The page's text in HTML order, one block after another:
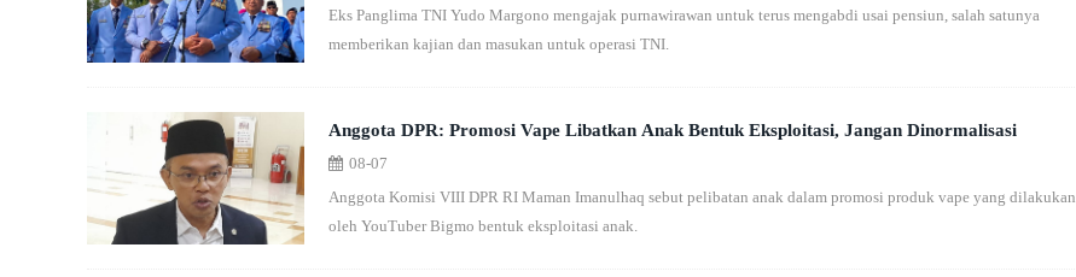
Eks Panglima TNI Yudo Margono mengajak purnawirawan untuk terus mengabdi usai pensiun, salah satunya
memberikan kajian dan masukan untuk operasi TNI.
Anggota DPR: Promosi Vape Libatkan Anak Bentuk Eksploitasi, Jangan Dinormalisasi
08-07
Anggota Komisi VIII DPR RI Maman Imanulhaq sebut pelibatan anak dalam promosi produk vape yang dilakukan
oleh YouTuber Bigmo bentuk eksploitasi anak.